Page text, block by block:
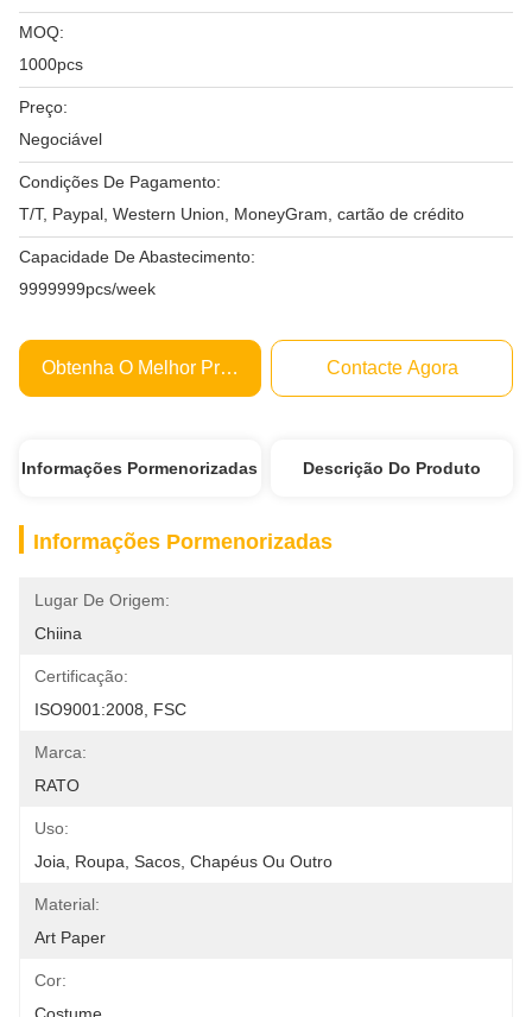
MOQ:
1000pcs
Preço:
Negociável
Condições De Pagamento:
T/T, Paypal, Western Union, MoneyGram, cartão de crédito
Capacidade De Abastecimento:
9999999pcs/week
Obtenha O Melhor Preço Contacte Agora
Informações Pormenorizadas Descrição Do Produto
Informações Pormenorizadas
Lugar De Origem:
Chiina
Certificação:
ISO9001:2008, FSC
Marca:
RATO
Uso:
Joia, Roupa, Sacos, Chapéus Ou Outro
Material:
Art Paper
Cor: